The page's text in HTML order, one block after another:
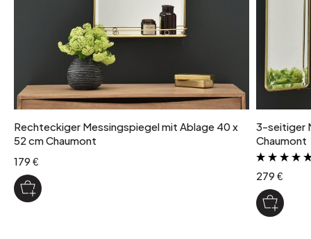
Rechteckiger Messingspiegel mit Ablage 40 x
52 cm Chaumont
179 €
3-seitiger
Chaumont
279 €